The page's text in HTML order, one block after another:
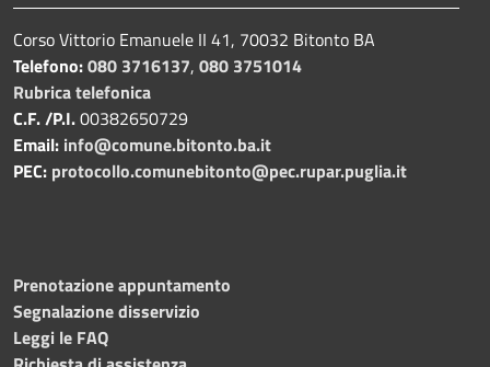
Corso Vittorio Emanuele II 41, 70032 Bitonto BA
Telefono:080 3716137, 080 3751014
Rubrica telefonica
C.F. /P.I.00382650729
Email: info@comune.bitonto.ba.it
PEC: protocollo.comunebitonto@pec.rupar.puglia.it
Prenotazione appuntamento
Segnalazione disservizio
Leggi le FAQ